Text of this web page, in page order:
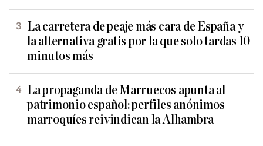
La carretera de peaje más cara de España y
la alternativa gratis por la que solo tardas 10
minutos más
La propaganda de Marruecos apunta al
patrimonio español: perfiles anónimos
marroquíes reivindican la Alhambra